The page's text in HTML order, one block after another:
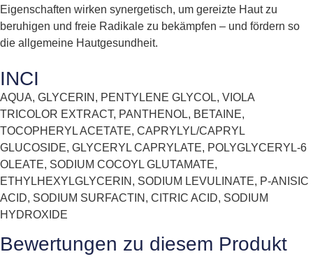
Eigenschaften wirken synergetisch, um gereizte Haut zu
beruhigen und freie Radikale zu bekämpfen – und fördern so
die allgemeine Hautgesundheit.
INCI
AQUA, GLYCERIN, PENTYLENE GLYCOL, VIOLA
TRICOLOR EXTRACT, PANTHENOL, BETAINE,
TOCOPHERYL ACETATE, CAPRYLYL/CAPRYL
GLUCOSIDE, GLYCERYL CAPRYLATE, POLYGLYCERYL-6
OLEATE, SODIUM COCOYL GLUTAMATE,
ETHYLHEXYLGLYCERIN, SODIUM LEVULINATE, P-ANISIC
ACID, SODIUM SURFACTIN, CITRIC ACID, SODIUM
HYDROXIDE
Bewertungen zu diesem Produkt